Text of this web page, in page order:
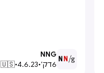
NNG
6דק׳•
4.6.23
•
🇺🇸